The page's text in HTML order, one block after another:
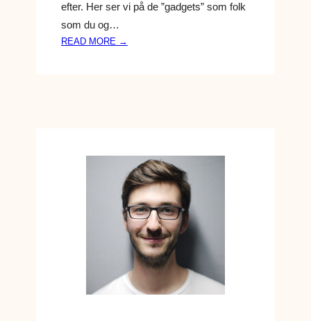
efter. Her ser vi på de ”gadgets” som folk
som du og…
READ MORE →
D
G
E
T
S
K
A